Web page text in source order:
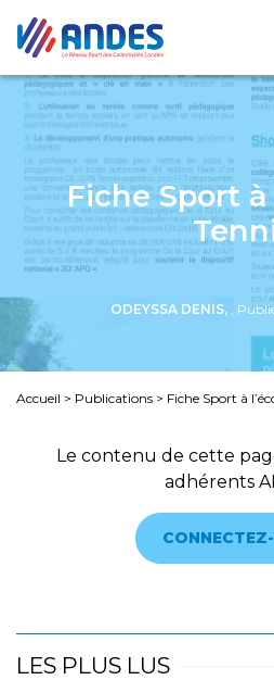
Fiche Sport à
ODEYSSA DENIS, ,
Accueil > Publications > Fiche Sport à
Le contenu de cette
adhérents
LES PLUS LUS